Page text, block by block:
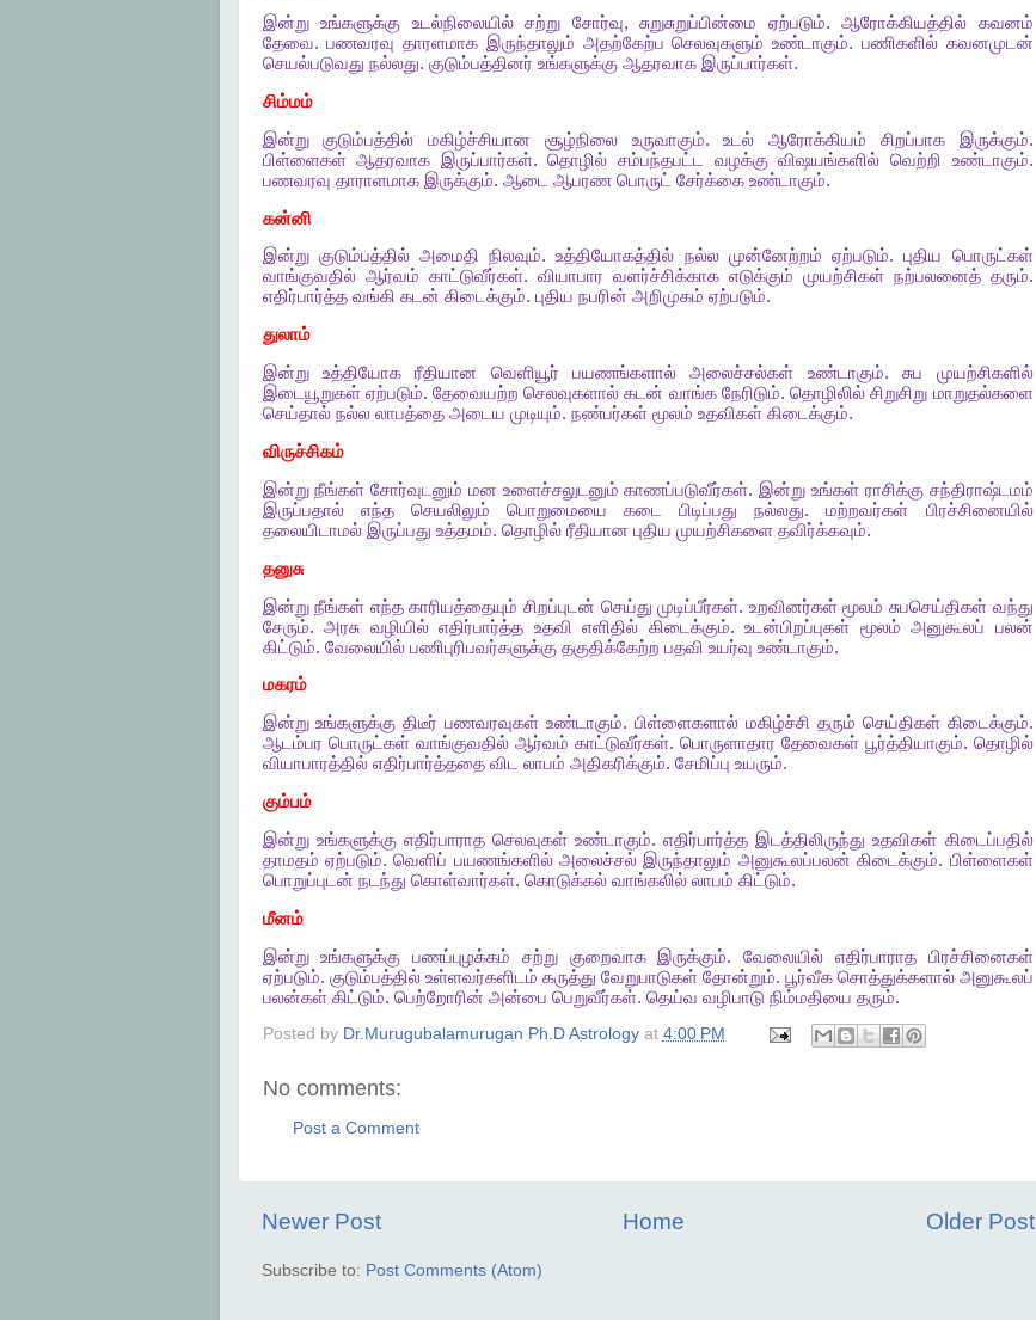
இன்று உங்களுக்கு உடல்நிலையில் சற்று சோர்வு, சுறுசுறுப்பின்மை ஏற்படும். ஆரோக்கியத்தில்
கவனம்
தேவை.பணவரவு தாரளமாக இருந்தாலும் அதற்கேற்ப செலவுகளும் உண்டாகும். பணிகளில் கவனமுடன்
செயல்படுவது நல்லது. குடும்பத்தினர் உங்களுக்கு ஆதரவாக இருப்பார்கள்.
சிம்மம்
இன்று
குடும்பத்தில் மகிழ்ச்சியான சூழ்நிலை உருவாகும்.உடல் ஆரோக்கியம் சிறப்பாக இருக்கும்.
பிள்ளைகள் ஆதரவாக இருப்பார்கள்.தொழில் சம்பந்தபட்ட வழக்கு விஷயங்களில் வெற்றி உண்டாகும்.
பணவரவு தாராளமாக இருக்கும். ஆடை ஆபரண பொருட் சேர்க்கை உண்டாகும்.
கன்னி
இன்று குடும்பத்தில் அமைதி நிலவும்.உத்தியோகத்தில் நல்ல முன்னேற்றம் ஏற்படும்.புதிய
பொருட்கள்
வாங்குவதில் ஆர்வம் காட்டுவீர்கள். வியாபார வளர்ச்சிக்காக எடுக்கும் முயற்சிகள் நற்பலனைத் தரும்.
எதிர்பார்த்த வங்கி கடன் கிடைக்கும். புதிய நபரின் அறிமுகம் ஏற்படும்.
துலாம்
இன்று
உத்தியோக ரீதியான வெளியூர் பயணங்களால் அலைச்சல்கள் உண்டாகும்.சுப
முயற்சிகளில்
இடையூறுகள் ஏற்படும். தேவையற்ற செலவுகளால் கடன் வாங்க நேரிடும்.தொழிலில் சிறுசிறு மாறுதல்களை
செய்தால் நல்ல லாபத்தை அடைய முடியும். நண்பர்கள் மூலம் உதவிகள் கிடைக்கும்.
விருச்சிகம்
இன்று நீங்கள் சோர்வுடனும் மன உளைச்சலுடனும் காணப்படுவீர்கள். இன்று உங்கள் ராசிக்கு சந்திராஷ்டமம்
இருப்பதால்
எந்த செயலிலும் பொறுமையை கடை பிடிப்பது நல்லது.மற்றவர்கள்
பிரச்சினையில்
தலையிடாமல் இருப்பது உத்தமம். தொழில் ரீதியான புதிய முயற்சிகளை தவிர்க்கவும்.
தனுசு
இன்று நீங்கள் எந்த காரியத்தையும் சிறப்புடன் செய்து முடிப்பீர்கள். உறவினர்கள் மூலம் சுபசெய்திகள் வந்து
சேரும். அரசு வழியில் எதிர்பார்த்த உதவி எளிதில் கிடைக்கும். உடன்பிறப்புகள் மூலம் அனுகூலப்
பலன்
கிட்டும். வேலையில் பணிபுரிபவர்களுக்கு தகுதிக்கேற்ற பதவி உயர்வு உண்டாகும்.
மகரம்
இன்று உங்களுக்கு திடீர் பணவரவுகள் உண்டாகும். பிள்ளைகளால் மகிழ்ச்சி தரும் செய்திகள் கிடைக்கும்.
ஆடம்பர பொருட்கள் வாங்குவதில் ஆர்வம் காட்டுவீர்கள். பொருளாதார தேவைகள் பூர்த்தியாகும். தொழில்
வியாபாரத்தில் எதிர்பார்த்ததை விட லாபம் அதிகரிக்கும். சேமிப்பு உயரும்.
கும்பம்
இன்று உங்களுக்கு எதிர்பாராத செலவுகள் உண்டாகும்.எதிர்பார்த்த இடத்திலிருந்து உதவிகள் கிடைப்பதில்
தாமதம் ஏற்படும்.வெளிப் பயணங்களில் அலைச்சல் இருந்தாலும் அனுகூலப்பலன் கிடைக்கும். பிள்ளைகள்
பொறுப்புடன் நடந்து கொள்வார்கள். கொடுக்கல் வாங்கலில் லாபம் கிட்டும்.
மீனம்
இன்று
உங்களுக்கு பணப்புழக்கம் சற்று குறைவாக இருக்கும். வேலையில் எதிர்பாராத
பிரச்சினைகள்
ஏற்படும். குடும்பத்தில் உள்ளவர்களிடம் கருத்து வேறுபாடுகள் தோன்றும். பூர்வீக சொத்துக்களால் அனுகூலப்
பலன்கள் கிட்டும். பெற்றோரின் அன்பை பெறுவீர்கள். தெய்வ வழிபாடு நிம்மதியை தரும்.
Posted by Dr.Murugubalamurugan Ph.D Astrology at 4:00 PM
No comments:
Post a Comment
Newer Post Older Post
Home
Subscribe to: Post Comments (Atom)